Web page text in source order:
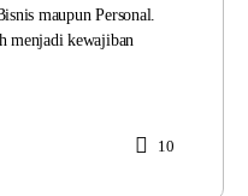
maupun Personal.
menjadi kewajiban
10